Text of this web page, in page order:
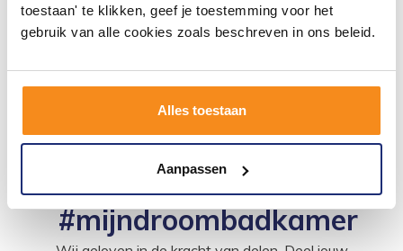
toestaan' te klikken, geef je toestemming voor het
gebruik van alle cookies zoals beschreven in ons beleid.
Alles toestaan
Aanpassen
#mijndroombadkamer